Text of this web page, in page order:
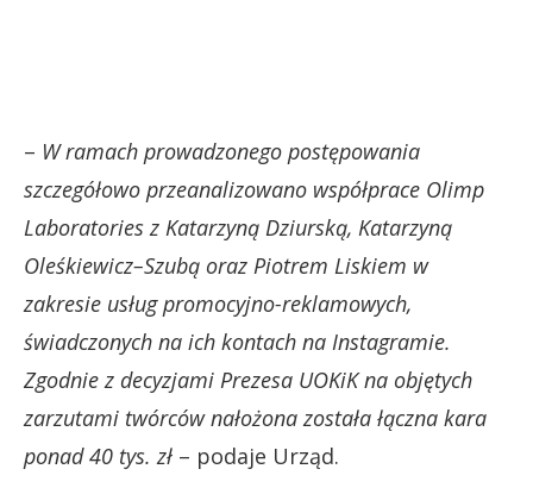
– W ramach prowadzonego postępowania
szczegółowo przeanalizowano współprace Olimp
Laboratories z Katarzyną Dziurską, Katarzyną
Oleśkiewicz–Szubą oraz Piotrem Liskiem w
zakresie usług promocyjno-reklamowych,
świadczonych na ich kontach na Instagramie.
Zgodnie z decyzjami Prezesa UOKiK na objętych
zarzutami twórców nałożona została łączna kara
ponad 40 tys. zł – podaje Urząd.